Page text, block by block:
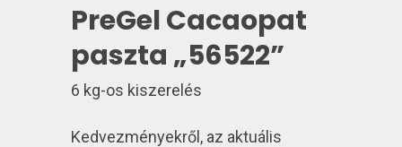
PreGel Cacaopat
paszta „56522”
6 kg-os kiszerelés
Kedvezményekről, az aktuális